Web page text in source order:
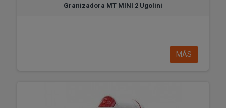
Granizadora MT MINI 2 Ugolini
MÁS